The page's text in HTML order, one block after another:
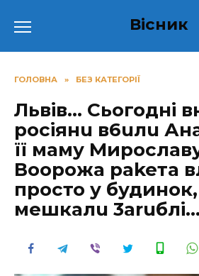
до
Вісник
ГОЛОВНА » БЕЗ КАТЕГОРІЇ
Львів… Сьогодні
pосіянu в6uлu
її маму
Вoopожа раkeта
просто у
мешкалu